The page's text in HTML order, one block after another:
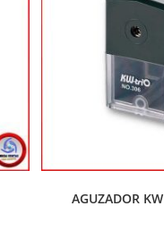
AGUZADOR